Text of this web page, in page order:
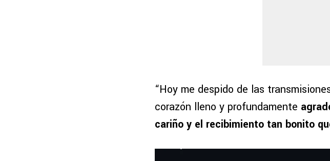
“Hoy me despido de las
corazón lleno y profundamente
cariño y el recibimiento tan bonito